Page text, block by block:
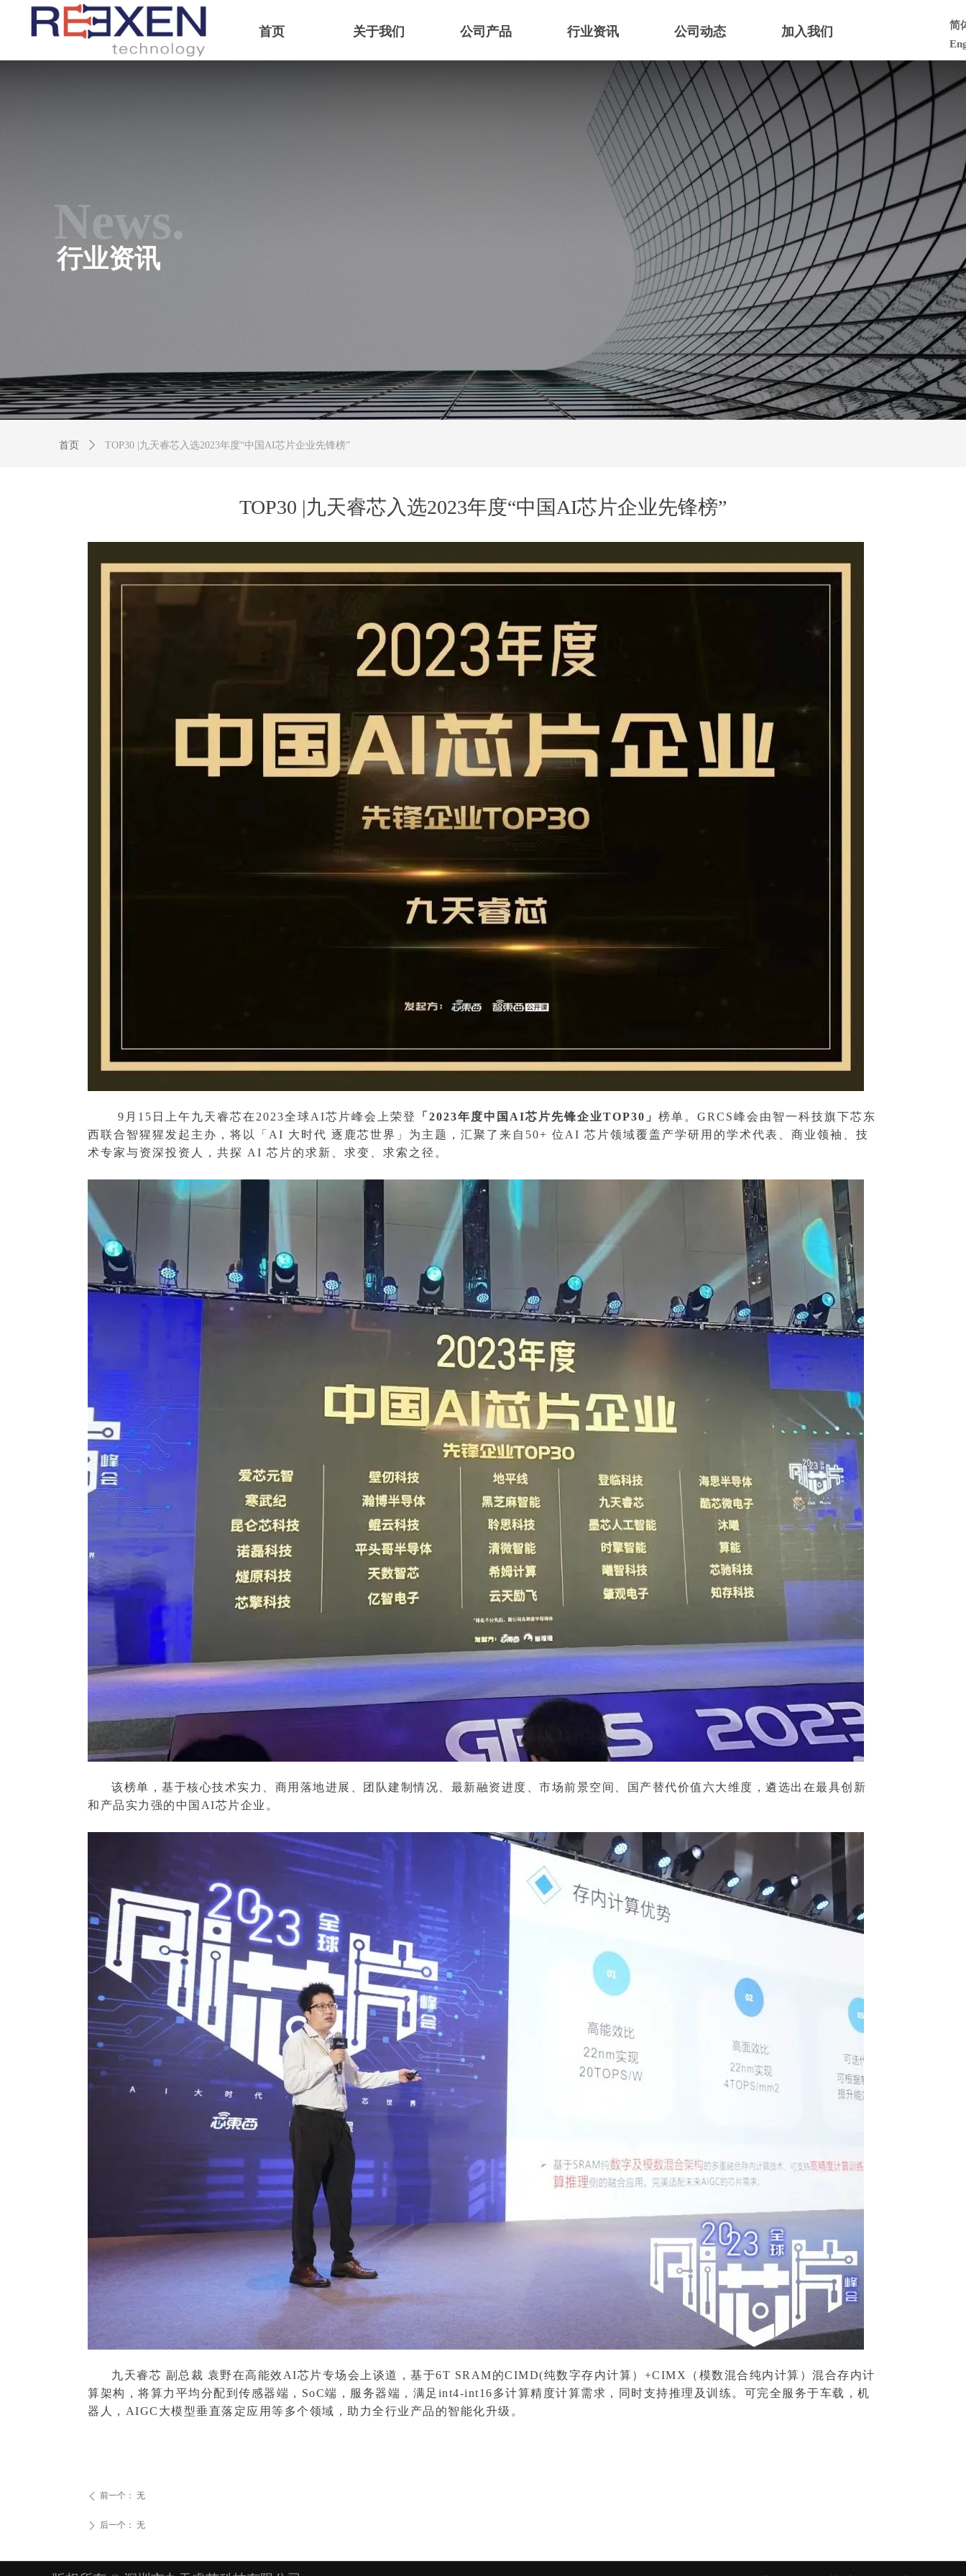
首页 关于我们 公司产品 行业资讯 公司动态 加入我们
简
TOP30 |九天睿芯入选2023年度“中国AI芯片企业先锋榜”
9月15日上午九天睿芯在2023全球AI芯片峰会上荣登 「2023年度中国AI芯片先锋企业TOP30」 榜单。GRCS峰会由智一科技旗下芯东
西联合智猩猩发起主办，将以「AI 大时代 逐鹿芯世界」为主题，汇聚了来自50+ 位AI 芯片领域覆盖产学研用的学术代表、商业领袖、技
术专家与资深投资人，共探 AI 芯片的求新、求变、求索之径。
该榜单，基于核心技术实力、商用落地进展、团队建制情况、最新融资进度、市场前景空间、国产替代价值六大维度，遴选出在最具创新
和产品实力强的中国AI芯片企业。
九天睿芯 副总裁 袁野在高能效AI芯片专场会上谈道，基于6T SRAM的CIMD(纯数字存内计算）+CIMX（模数混合纯内计算）混合存内计
算架构，将算力平均分配到传感器端，SoC端，服务器端，满足int4-int16多计算精度计算需求，同时支持推理及训练。可完全服务于车载，机
器人，AIGC大模型垂直落定应用等多个领域，助力全行业产品的智能化升级。
News.
行业资讯
首页 ꄲ TOP30 |九天睿芯入选2023年度“中国AI芯片企业先锋榜”
ꄴ 前一个： 无
ꄲ 后一个： 无